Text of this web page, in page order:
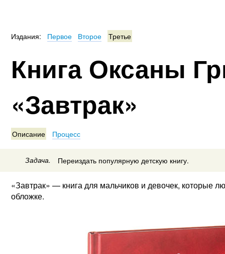
Издания: Первое Второе Третье
Книга Оксаны
«Завтрак»
Описание Процесс
Задача. Переиздать популярную детскую книгу.
«Завтрак» — книга для мальчиков и девочек, которые
обложке.